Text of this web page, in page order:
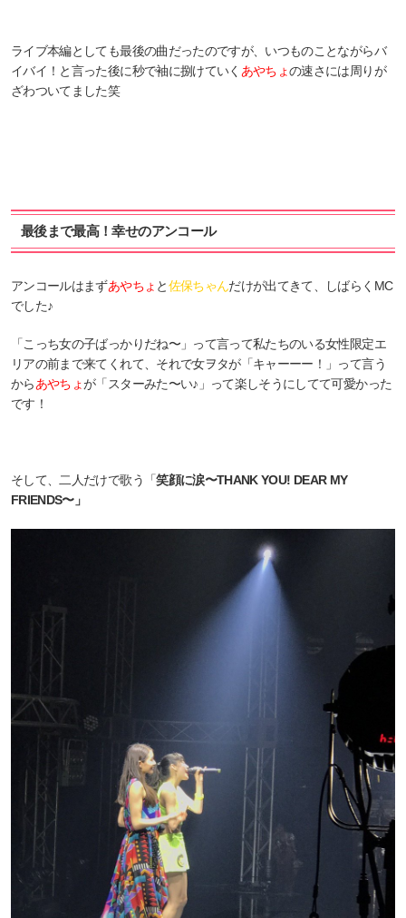
ライブ本編としても最後の曲だったのですが、いつものことながらバ
イバイ！と言った後に秒で袖に捌けていく あやちょの速さには周りが
ざわついてました笑
最後まで最高！幸せのアンコール
アンコールはまずあやちょ と 佐保ちゃんだけが出てきて、しばらくMC
でした♪
「こっち女の子ばっかりだね〜」って言って私たちのいる女性限定エ
リアの前まで来てくれて、それで女ヲタが「キャーーー！」って言う
からあやちょが「スターみた〜い♪」って楽しそうにしてて可愛かった
です！
そして、二人だけで歌う「笑顔に涙〜THANK YOU! DEAR MY
FRIENDS〜」